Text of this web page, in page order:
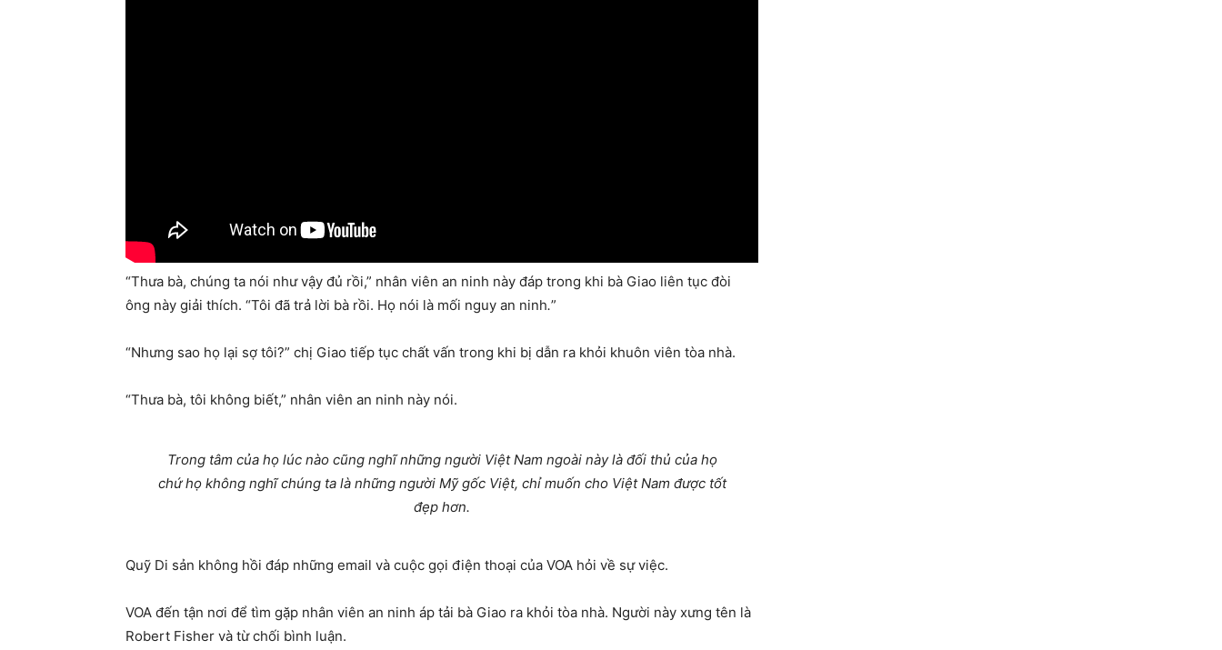
“Thưa bà, chúng ta nói như vậy đủ rồi,” nhân viên an ninh này đáp trong khi bà Giao liên tục đòi
ông này giải thích. “Tôi đã trả lời bà rồi. Họ nói là mối nguy an ninh.”
“Nhưng sao họ lại sợ tôi?” chị Giao tiếp tục chất vấn trong khi bị dẫn ra khỏi khuôn viên tòa nhà.
“Thưa bà, tôi không biết,” nhân viên an ninh này nói.
Trong tâm của họ lúc nào cũng nghĩ những người Việt Nam ngoài này là đối thủ của họ
chứ họ không nghĩ chúng ta là những người Mỹ gốc Việt, chỉ muốn cho Việt Nam được tốt
đẹp hơn.
Quỹ Di sản không hồi đáp những email và cuộc gọi điện thoại của VOA hỏi về sự việc.
VOA đến tận nơi để tìm gặp nhân viên an ninh áp tải bà Giao ra khỏi tòa nhà. Người này xưng tên là
Robert Fisher và từ chối bình luận.